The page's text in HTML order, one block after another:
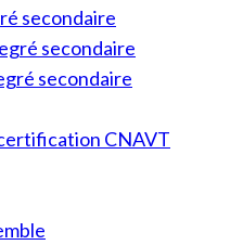
secondaire
secondaire
secondaire
CNAVT